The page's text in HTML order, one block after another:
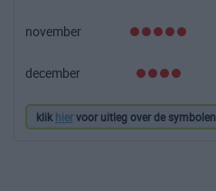
november
december
klik hiervoor uitleg over de symbolen